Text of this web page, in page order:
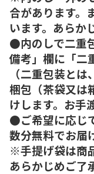
合があります。
います。あらか
●内のしで二重
備考」欄に「二
（二重包装と
梱包（茶袋又は
けします。お手
●ご希望に応じ
数分無料でお届
※手提げ袋は商
あらかじめご了